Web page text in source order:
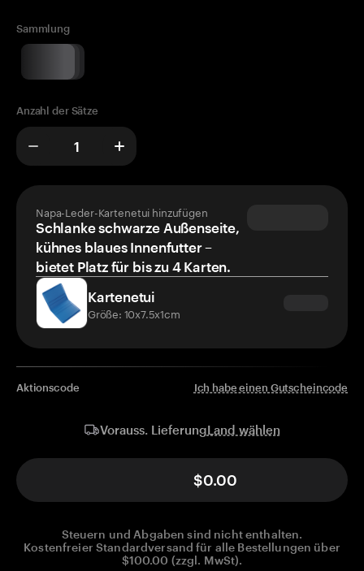
Sammlung
Anzahl der Sätze
Napa-Leder-Kartenetui hinzufügen
Schlanke schwarze Außenseite,
kühnes blaues Innenfutter –
bietet Platz für bis zu 4 Karten.
Kartenetui
Größe: 10x7.5x1cm
Aktionscode Ich habe einen Gutscheincode
Vorauss. LieferungLand wählen
$0.00
Steuern und Abgaben sind nicht enthalten.
Kostenfreier Standardversand für alle Bestellungen über
$100.00 (zzgl. MwSt).